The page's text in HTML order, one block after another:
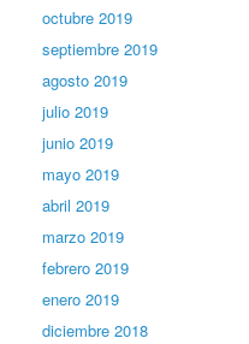
octubre 2019
septiembre 2019
agosto 2019
julio 2019
junio 2019
mayo 2019
abril 2019
marzo 2019
febrero 2019
enero 2019
diciembre 2018